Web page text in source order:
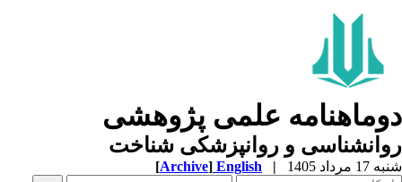
علمی پژوهشی
و روانپزشکی شناخت
مرداد 1405 |
English
[Archive]